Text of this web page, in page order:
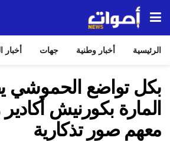
الرئيسية أخبار وطنية جهات أخبار
بكل تواضع الحموشي
المارة بكورنيش
معهم صور تذكارية